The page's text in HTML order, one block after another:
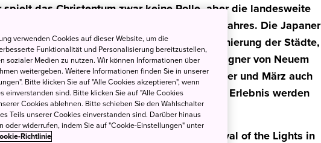
spielt das Christentum zwar keine Rolle, aber die landesweite
gehört zu den Höhepunkten des Jahres. Die Japaner
üppige, in allen Farben leuchtende, Illuminierung der Städte,
Jedes Jahr übertreffen sich die Lichtdesigner von Neuem
„High-Lights“, die zwischen Ende November und März auch
die Reise nach Japan zu einem besonderen Erlebnis werden
dürfte das über 50-tägige
Festival of the Lights in
verwenden Cookies auf dieser Website, um die
Funktionalität und Personalisierung bereitzustellen,
sozialer Medien zu nutzen. Wir können Informationen über
weitergeben. Weitere Informationen finden Sie in unserer
Bitte klicken Sie auf "Alle Cookies akzeptieren", wenn
einverstanden sind. Bitte klicken Sie auf "Alle Cookies
Cookies ablehnen. Bitte schieben Sie den Wahlschalter
Teils unserer Cookies einverstanden sind. Darüber hinaus
oder widerrufen, indem Sie auf "Cookie-Einstellungen" unter
Richtlinie